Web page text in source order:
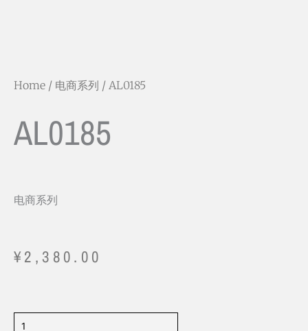
Home / 电商系列 / AL0185
AL0185
电商系列
¥2,380.00
AL0185